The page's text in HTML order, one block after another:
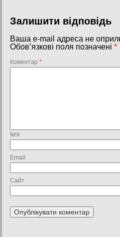
Залишити відповідь
Ваша e-mail адреса не
Обов’язкові поля позначені *
Коментар *
Ім'я
Email
Сайт